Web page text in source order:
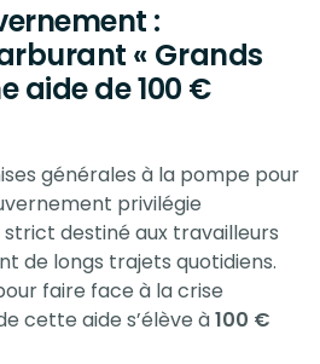
:
« Grands
aide de 100 €
générales à la pompe pour
privilégie
destiné aux travailleurs
de longs trajets quotidiens.
faire face à la crise
cette aide s’élève à100 €